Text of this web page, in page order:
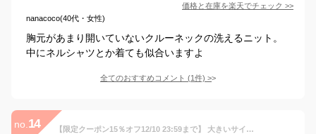
価格と在庫を楽天でチェック >>
nanacoco(40代・女性)
胸元があまり開いていないクルーネックの洗えるニット。
中にネルシャツとか着ても似合いますよ
全てのおすすめコメント (1件) >
no. 14 【限定クーポン15％オフ12/10 23:59まで】 大きいサイズ レディース トップス | ケーブル編み Vフリル ニット _ プルオーバー セーター LL 3L 4L 冬 冬物 冬服 ぽっちゃり ゆったり カジュアル プラスサイズ 胸周り 二の腕 ナチュラル きれいめ 上品 ガーリー [1241807]